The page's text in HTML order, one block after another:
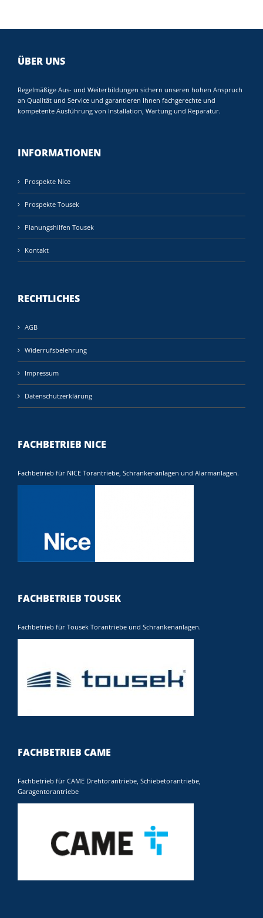
ÜBER UNS
Regelmäßige Aus- und Weiterbildungen sichern unseren hohen Anspruch
an Qualität und Service und garantieren Ihnen fachgerechte und
kompetente Ausführung von Installation, Wartung und Reparatur.
INFORMATIONEN
Prospekte Nice
Prospekte Tousek
Planungshilfen Tousek
Kontakt
RECHTLICHES
AGB
Widerrufsbelehrung
Impressum
Datenschutzerklärung
FACHBETRIEB NICE
Fachbetrieb für NICE Torantriebe, Schrankenanlagen und Alarmanlagen.
FACHBETRIEB TOUSEK
Fachbetrieb für Tousek Torantriebe und Schrankenanlagen.
FACHBETRIEB CAME
Fachbetrieb für CAME Drehtorantriebe, Schiebetorantriebe,
Garagentorantriebe